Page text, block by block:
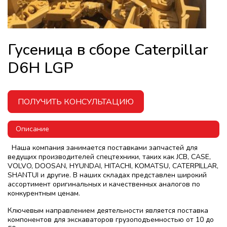
Гусеница в сборе Caterpillar
D6H LGP
ПОЛУЧИТЬ КОНСУЛЬТАЦИЮ
Описание
Наша компания занимается поставками запчастей для
ведущих производителей спецтехники, таких как JCB, CASE,
VOLVO, DOOSAN, HYUNDAI, HITACHI, KOMATSU, CATERPILLAR,
SHANTUI и другие. В наших складах представлен широкий
ассортимент оригинальных и качественных аналогов по
конкурентным ценам.
Ключевым направлением деятельности является поставка
компонентов для экскаваторов грузоподъемностью от 10 до